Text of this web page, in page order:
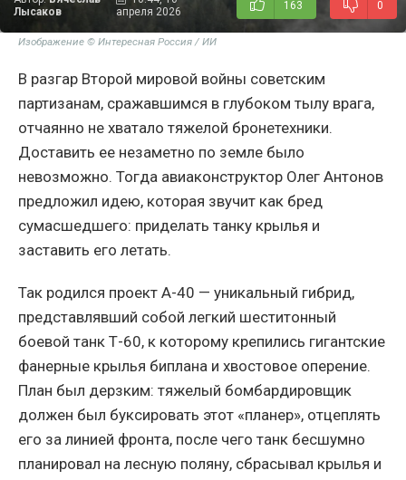
Лысаков
апреля 2026
163 0
Изображение © Интересная Россия / ИИ
В разгар Второй мировой войны советским
партизанам, сражавшимся в глубоком тылу врага,
отчаянно не хватало тяжелой бронетехники.
Доставить ее незаметно по земле было
невозможно. Тогда авиаконструктор Олег Антонов
предложил идею, которая звучит как бред
сумасшедшего: приделать танку крылья и
заставить его летать.
Так родился проект А-40 — уникальный гибрид,
представлявший собой легкий шеститонный
боевой танк Т-60, к которому крепились гигантские
фанерные крылья биплана и хвостовое оперение.
План был дерзким: тяжелый бомбардировщик
должен был буксировать этот «планер», отцеплять
его за линией фронта, после чего танк бесшумно
планировал на лесную поляну, сбрасывал крылья и